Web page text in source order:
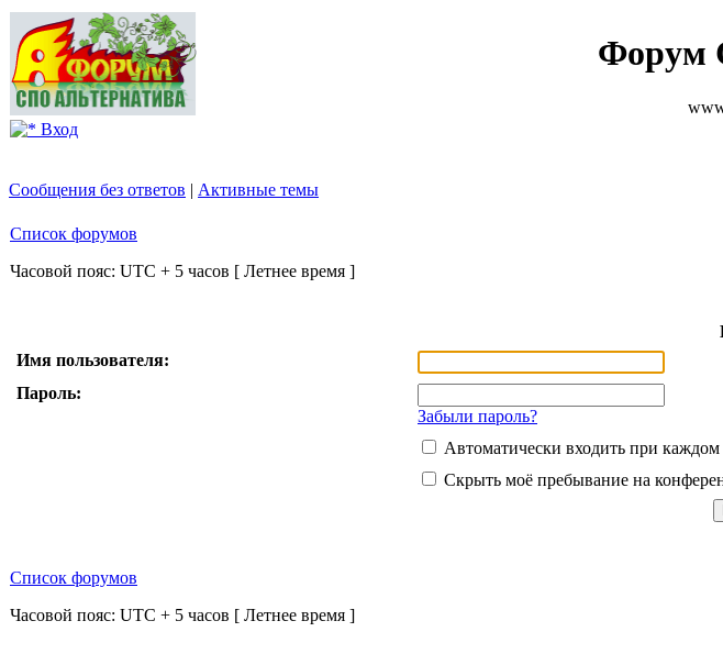
Форум
Вход
Сообщения без ответов | Активные темы
Список форумов
Часовой пояс: UTC + 5 часов [ Летнее время ]
Имя пользователя:
Пароль:
Забыли пароль?
Автоматически входить при
Скрыть моё пребывание на
Список форумов
Часовой пояс: UTC + 5 часов [ Летнее время ]